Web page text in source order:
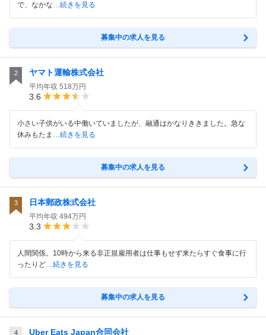
で、なかな…続きを見る
募集中の求人を見る
2 ヤマト運輸株式会社
平均年収 518万円
3.6
小さい子供がいる中働いていましたが、融通はかなりききました。急な
休みもたま …続きを見る
募集中の求人を見る
3 日本郵政株式会社
平均年収 494万円
3.3
人間関係。10時から来る非正規雇用者は仕事もせず来たらすぐ食事に行
ったりど…続きを見る
募集中の求人を見る
4 Uber Eats Japan合同会社